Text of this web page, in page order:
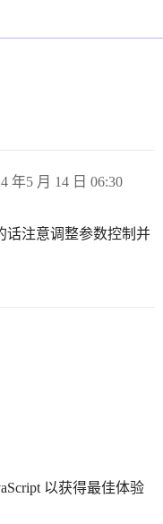
年5 月 14 日 06:30
话注意调整参数控制并
以获得最佳体验